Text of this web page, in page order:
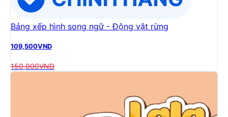
Bảng xếp hình song ngữ - Động vật rừng
109,500VND
150,000VND